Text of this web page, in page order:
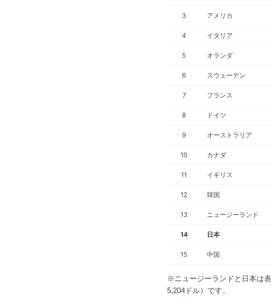
3 アメリカ
4 イタリア
5 オランダ
6 スウェーデン
7 フランス
8 ドイツ
9 オーストラリア
10 カナダ
11 イギリス
12 韓国
13 ニュージーランド
14 日本
15 中国
※ニュージーランドと日本は
5,204ドル）です。